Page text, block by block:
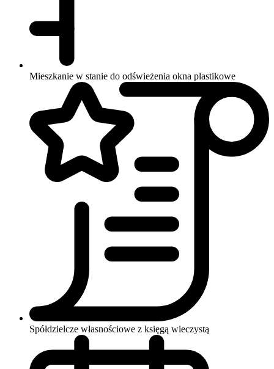
Mieszkanie w stanie do odświeżenia okna plastikowe
Spółdzielcze własnościowe z księgą wieczystą